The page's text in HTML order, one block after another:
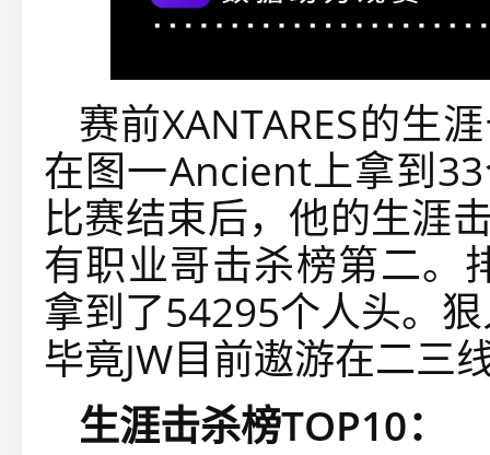
赛前XANTARES的生
在图一Ancient上拿到
比赛结束后，他的生涯
有职业哥击杀榜第二。
拿到了54295个人头。
毕竟JW目前遨游在二三
生涯击杀榜TOP10：